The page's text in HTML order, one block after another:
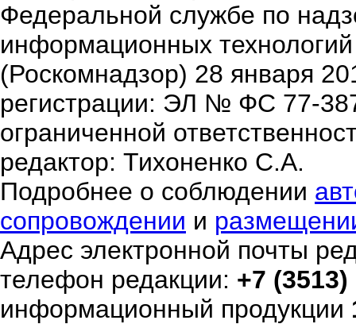
Федеральной службе по
информационных
(Роскомнадзор) 28 января
регистрации: ЭЛ № ФС 77-
ограниченной
редактор: Тихоненко С.А.
Подробнее о соблюдении
сопровождении и
Адрес электронной почты
телефон редакции: +7
информационный продукции